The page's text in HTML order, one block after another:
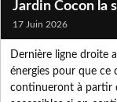
Jardin Cocon la
17 Juin 2026
Dernière ligne droite
énergies pour que ce
continueront à partir